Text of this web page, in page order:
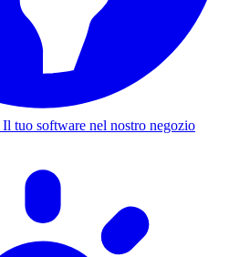
Il tuo software nel nostro negozio